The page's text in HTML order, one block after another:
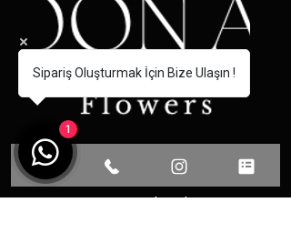
Sipariş Oluşturmak İçin Bize Ulaşın !
1